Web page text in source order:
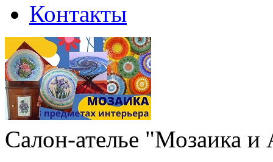
Салон-ателье "Мозаика